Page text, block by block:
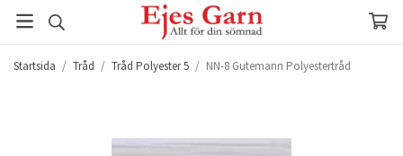
Startsida / Tråd / Tråd Polyester 5 / NN-8 Gutemann Polyestertråd